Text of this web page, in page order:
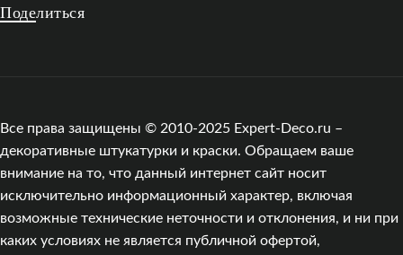
Поделиться
Все права защищены © 2010-2025 Expert-Deco.ru –
декоративные штукатурки и краски. Обращаем ваше
внимание на то, что данный интернет сайт носит
исключительно информационный характер, включая
возможные технические неточности и отклонения, и ни при
каких условиях не является публичной офертой,